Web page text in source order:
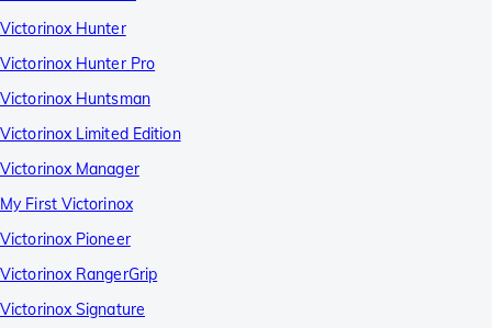
Victorinox Hunter
Victorinox Hunter Pro
Victorinox Huntsman
Victorinox Limited Edition
Victorinox Manager
My First Victorinox
Victorinox Pioneer
Victorinox RangerGrip
Victorinox Signature